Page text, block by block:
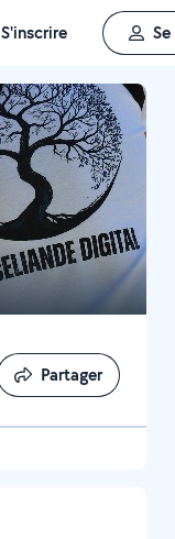
S'inscrire
Partager
Partager